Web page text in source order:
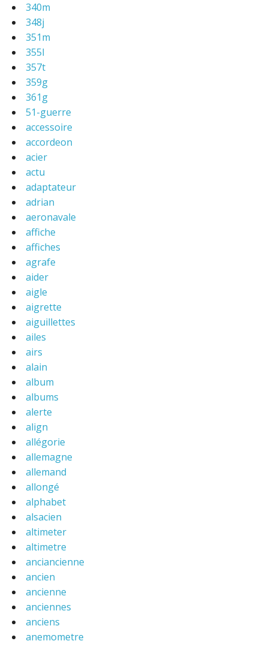
340m
348j
351m
355l
357t
359g
361g
51-guerre
accessoire
accordeon
acier
actu
adaptateur
adrian
aeronavale
affiche
affiches
agrafe
aider
aigle
aigrette
aiguillettes
ailes
airs
alain
album
albums
alerte
align
allégorie
allemagne
allemand
allongé
alphabet
alsacien
altimeter
altimetre
anciancienne
ancien
ancienne
anciennes
anciens
anemometre